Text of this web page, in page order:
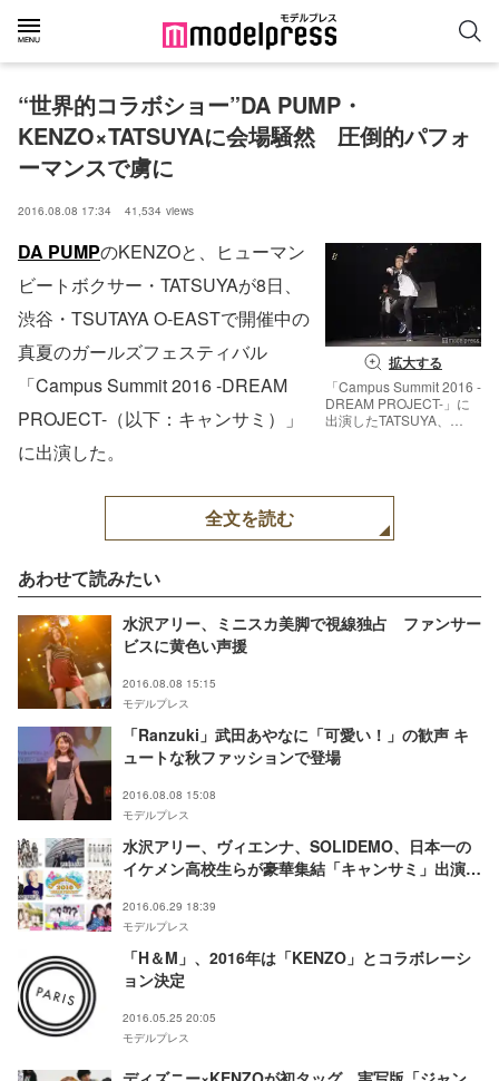
“世界的コラボショー”DA PUMP・
KENZO×TATSUYAに会場騒然　圧倒的パフォ
ーマンスで虜に
2016.08.08 17:34 41,534 views
拡大する
「Campus Summit 2016 -
DREAM PROJECT-」に
出演したTATSUYA、
DA PUMPのKENZOと、ヒューマン
ビートボクサー・TATSUYAが8日、
渋谷・TSUTAYA O-EASTで開催中の
真夏のガールズフェスティバル
「Campus Summit 2016 -DREAM
PROJECT-（以下：キャンサミ）」
に出演した。
全文を読む
あわせて読みたい
水沢アリー、ミニスカ美脚で視線独占 ファンサー
ビスに黄色い声援
2016.08.08 15:15
モデルプレス
「Ranzuki」武田あやなに「可愛い！」の歓声 キ
ュートな秋ファッションで登場
2016.08.08 15:08
モデルプレス
水沢アリー、ヴィエンナ、SOLIDEMO、日本一の
イケメン高校生らが豪華集結「キャンサミ」出演者
2016.06.29 18:39
モデルプレス
「H＆M」、2016年は「KENZO」とコラボレーシ
ョン決定
2016.05.25 20:05
モデルプレス